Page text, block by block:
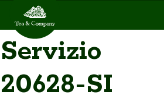
Servizio
20628-SI